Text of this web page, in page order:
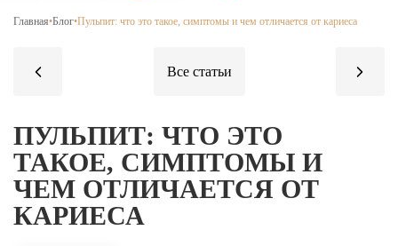
Главная•Блог•Пульпит: что это такое, симптомы и чем отличается от кариеса
УСЛУГИ
Лечение кариеса
Лечение высокой чувствительности зубов
Лечение зубов за один день
ПУЛЬПИТ: ЧТО ЭТО
ТАКОЕ, СИМПТОМЫ И
ЧЕМ ОТЛИЧАЕТСЯ ОТ
КАРИЕСА